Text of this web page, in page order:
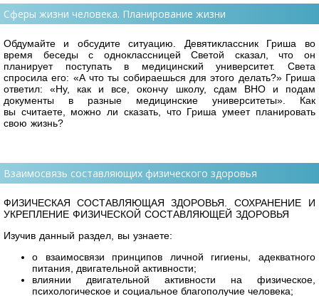
Сферы жизни человека. Планирование жизни
Обдумайте и обсудите ситуацию. Девятиклассник Гриша во
время беседы с одноклассницей Светой сказал, что он
планирует поступать в медицинский университет. Света
спросила его: «А что ты собираешься для этого делать?» Гриша
ответил: «Ну, как и все, окончу школу, сдам ВНО и подам
документы в разные медицинские университеты». Как
вы считаете, можно ли сказать, что Гриша умеет планировать
свою жизнь?
Взаимосвязь составляющих физического здоровья
ФИЗИЧЕСКАЯ СОСТАВЛЯЮЩАЯ ЗДОРОВЬЯ. СОХРАНЕНИЕ И
УКРЕПЛЕНИЕ ФИЗИЧЕСКОЙ СОСТАВЛЯЮЩЕЙ ЗДОРОВЬЯ
Изучив данный раздел, вы узнаете:
о взаимосвязи принципов личной гигиены, адекватного
питания, двигательной активности;
влиянии двигательной активности на физическое,
психологическое и социальное благополучие человека;